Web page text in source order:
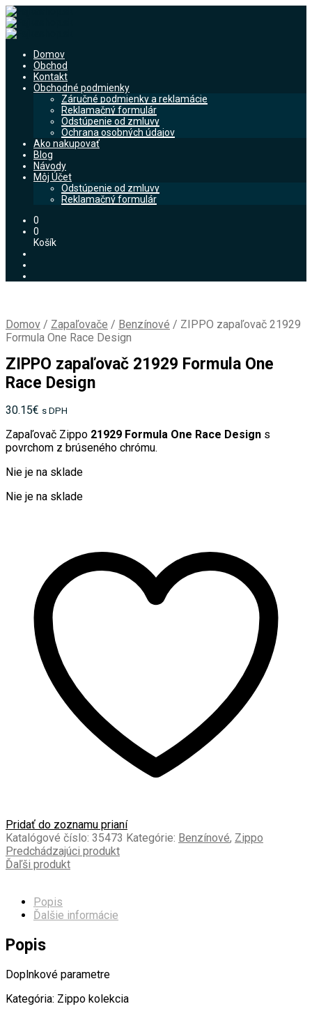
Domov
Obchod
Kontakt
Obchodné podmienky
Záručné podmienky a reklamácie
Reklamačný formulár
Odstúpenie od zmluvy
Ochrana osobných údajov
Ako nakupovať
Blog
Návody
Môj Účet
Odstúpenie od zmluvy
Reklamačný formulár
0
0
Košík
Domov / Zapaľovače / Benzínové / ZIPPO zapaľovač 21929
Formula One Race Design
ZIPPO zapaľovač 21929 Formula One
Race Design
30.15€ s DPH
Zapaľovač Zippo 21929 Formula One Race Design s
povrchom z brúseného chrómu.
Nie je na sklade
Nie je na sklade
Pridať do zoznamu prianí
Katalógové číslo: 35473 Kategórie: Benzínové, Zippo
Predchádzajúci produkt
Ďaľši produkt
Popis
Ďalšie informácie
Popis
Doplnkové parametre
Kategória: Zippo kolekcia